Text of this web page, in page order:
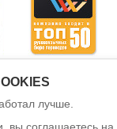
лучше.